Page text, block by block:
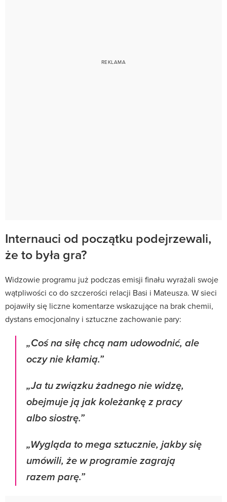
Internauci od początku podejrzewali,
że to była gra?
Widzowie programu już podczas emisji finału wyrażali swoje
wątpliwości co do szczerości relacji Basi i Mateusza. W sieci
pojawiły się liczne komentarze wskazujące na brak chemii,
dystans emocjonalny i sztuczne zachowanie pary:
„Coś na siłę chcą nam udowodnić, ale
oczy nie kłamią.”
„Ja tu związku żadnego nie widzę,
obejmuje ją jak koleżankę z pracy
albo siostrę.”
„Wygląda to mega sztucznie, jakby się
umówili, że w programie zagrają
razem parę.”